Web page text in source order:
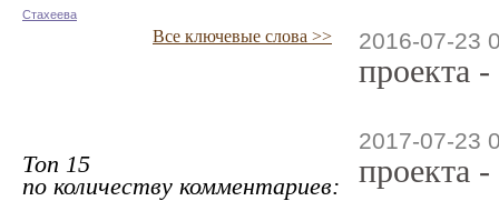
Стахеева
Все ключевые слова >>
Топ 15
по количеству комментариев:
2016-07-23
проекта
2017-07-23
проекта